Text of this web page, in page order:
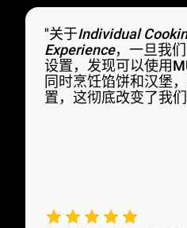
"关于Individual
Experience，一旦我
设置，发现可以使用
同时烹饪馅饼和汉堡
置，这彻底改变了我